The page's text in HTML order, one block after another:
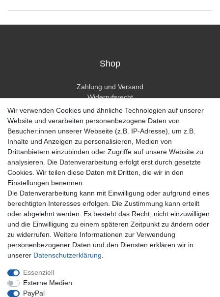
Shop
Zahlung und Versand
Widerrufsrecht
Widerrufsformular
Hilfe
Mein Konto
Registrieren
Anmelden
Unternehmen
Kontakt
Datenschutzerklärung
AGB Kundeninformationen
Impressum
Zahlung und Versand
Wir verwenden Cookies und ähnliche Technologien auf unserer
Website und verarbeiten personenbezogene Daten von
Besucher:innen unserer Webseite (z.B. IP-Adresse), um z.B.
Inhalte und Anzeigen zu personalisieren, Medien von
Drittanbietern einzubinden oder Zugriffe auf unsere Website zu
analysieren. Die Datenverarbeitung erfolgt erst durch gesetzte
Cookies. Wir teilen diese Daten mit Dritten, die wir in den
Einstellungen benennen.
Die Datenverarbeitung kann mit Einwilligung oder aufgrund eines
berechtigten Interesses erfolgen. Die Zustimmung kann erteilt
oder abgelehnt werden. Es besteht das Recht, nicht einzuwilligen
und die Einwilligung zu einem späteren Zeitpunkt zu ändern oder
zu widerrufen. Weitere Informationen zur Verwendung
personenbezogener Daten und den Diensten erklären wir in
unserer Daten­schutz­erklärung
Essenziell
Externe Medien
PayPal